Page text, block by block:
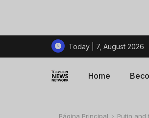
Today | 7, August 2026
Home
Página Principal Putin and